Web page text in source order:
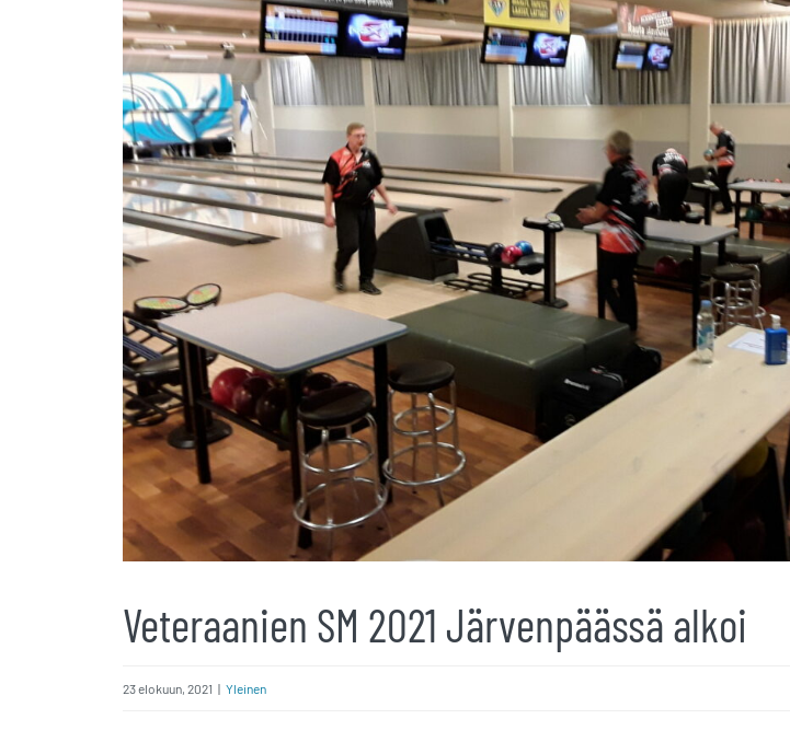
Veteraanien SM 2021 Järvenpäässä alkoi
23 elokuun, 2021 | Yleinen